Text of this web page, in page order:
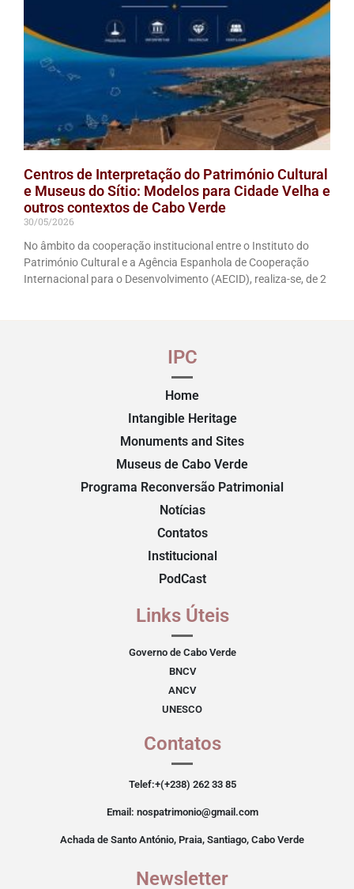
Centros de Interpretação do Património Cultural
e Museus do Sítio: Modelos para Cidade Velha e
outros contextos de Cabo Verde
30/05/2026
No âmbito da cooperação institucional entre o Instituto do
Património Cultural e a Agência Espanhola de Cooperação
Internacional para o Desenvolvimento (AECID), realiza-se, de 2
IPC
Home
Intangible Heritage
Monuments and Sites
Museus de Cabo Verde
Programa Reconversão Patrimonial
Notícias
Contatos
Institucional
PodCast
Links Úteis
Governo de Cabo Verde
BNCV
ANCV
UNESCO
Contatos
Telef:+(+238) 262 33 85
Email: nospatrimonio@gmail.com
Achada de Santo António, Praia, Santiago, Cabo Verde
Newsletter